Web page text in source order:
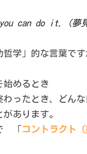
can do it.（夢見
哲学」的な言葉で
始めるとき
わったとき、どん
あります。
　「コントラクト（